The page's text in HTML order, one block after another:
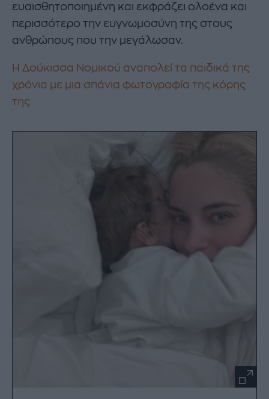
ευαισθητοποιημένη και εκφράζει ολοένα και
περισσότερο την ευγνωμοσύνη της στους
ανθρώπους που την μεγάλωσαν.
Η Δούκισσα Νομικού αναπολεί τα παιδικά της
χρόνια με μια σπάνια φωτογραφία της κόρης
της